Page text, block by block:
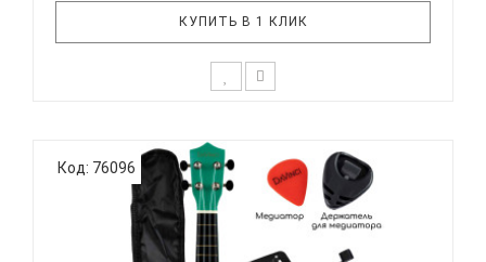
КУПИТЬ В 1 КЛИК
PACK для начинающего музыканта - отличный
выбор, если нужен подарок для детей или для
любимой девушки. Стильный и красочный дизайн,
мягкое звучание маленькой гавайской гитары не
оставят равнодушными никого..
Код: 76096